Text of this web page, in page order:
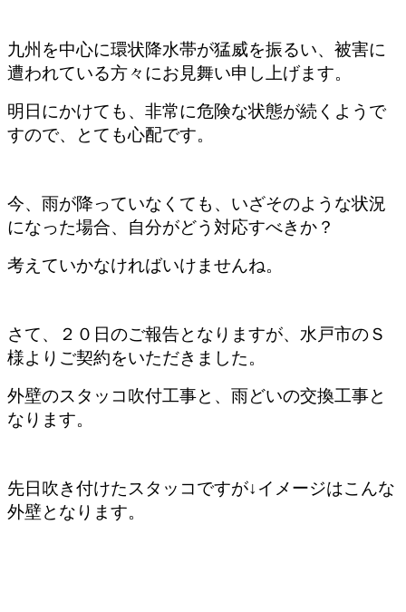
九州を中心に環状降水帯が猛威を振るい、被害に
遭われている方々にお見舞い申し上げます。
明日にかけても、非常に危険な状態が続くようで
すので、とても心配です。
今、雨が降っていなくても、いざそのような状況
になった場合、自分がどう対応すべきか？
考えていかなければいけませんね。
さて、２０日のご報告となりますが、水戸市のＳ
様よりご契約をいただきました。
外壁のスタッコ吹付工事と、雨どいの交換工事と
なります。
先日吹き付けたスタッコですが↓イメージはこんな
外壁となります。